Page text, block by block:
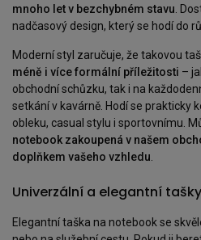
mnoho let v bezchybném stavu.
nadčasový design, který se hodí do
Moderní styl zaručuje, že takovou
méně i více formální příležitosti –
obchodní schůzku, tak i na
setkání v kavárně. Hodí se prakticky
obleku, casual stylu i sportovnímu.
notebook zakoupená v našem
doplňkem vašeho vzhledu.
Univerzální a elegantní
Elegantní taška na notebook se